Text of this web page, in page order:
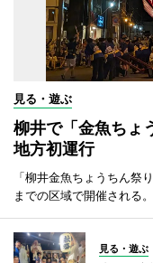
見る・遊ぶ
柳井で「金魚ち
地方初運行
「柳井金魚ちょうちん祭
までの区域で開催される。
見る・遊ぶ